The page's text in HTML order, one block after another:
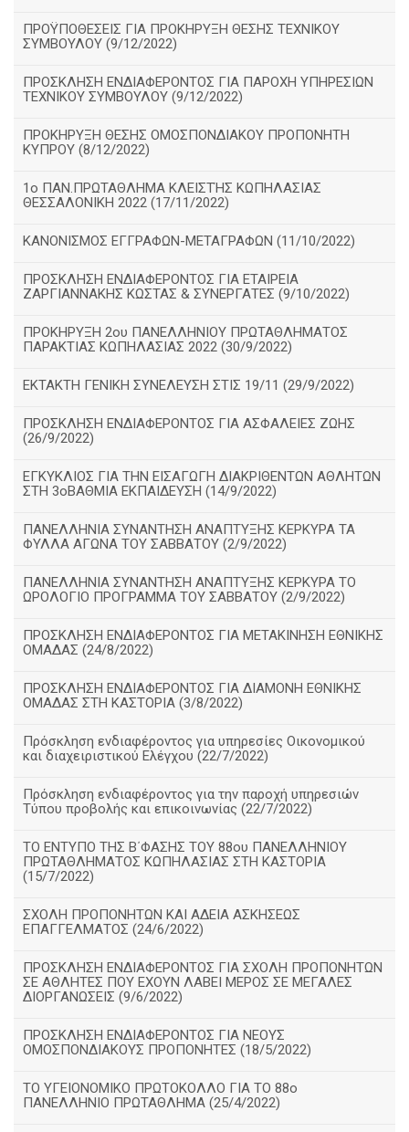
ΠΡΟΫΠΟΘΕΣΕΙΣ ΓΙΑ ΠΡΟΚΗΡΥΞΗ ΘΕΣΗΣ ΤΕΧΝΙΚΟΥ
ΣΥΜΒΟΥΛΟΥ (9/12/2022)
ΠΡΟΣΚΛΗΣΗ ΕΝΔΙΑΦΕΡΟΝΤΟΣ ΓΙΑ ΠΑΡΟΧΗ ΥΠΗΡΕΣΙΩΝ
ΤΕΧΝΙΚΟΥ ΣΥΜΒΟΥΛΟΥ (9/12/2022)
ΠΡΟΚΗΡΥΞΗ ΘΕΣΗΣ ΟΜΟΣΠΟΝΔΙΑΚΟΥ ΠΡΟΠΟΝΗΤΗ
ΚΥΠΡΟΥ (8/12/2022)
1ο ΠΑΝ.ΠΡΩΤΑΘΛΗΜΑ ΚΛΕΙΣΤΉΣ ΚΩΠΗΛΑΣΙΑΣ
ΘΕΣΣΑΛΟΝΙΚΗ 2022 (17/11/2022)
ΚΑΝΟΝΙΣΜΟΣ ΕΓΓΡΑΦΩΝ-ΜΕΤΑΓΡΑΦΩΝ (11/10/2022)
ΠΡΟΣΚΛΗΣΗ ΕΝΔΙΑΦΕΡΟΝΤΟΣ ΓΙΑ ΕΤΑΙΡΕΙΑ
ΖΑΡΓΙΑΝΝΑΚΗΣ ΚΩΣΤΑΣ & ΣΥΝΕΡΓΑΤΕΣ (9/10/2022)
ΠΡΟΚΗΡΥΞΗ 2ου ΠΑΝΕΛΛΗΝΙΟΥ ΠΡΩΤΑΘΛΗΜΑΤΟΣ
ΠΑΡΑΚΤΙΑΣ ΚΩΠΗΛΑΣΙΑΣ 2022 (30/9/2022)
ΕΚΤΑΚΤΗ ΓΕΝΙΚΗ ΣΥΝΕΛΕΥΣΗ ΣΤΙΣ 19/11 (29/9/2022)
ΠΡΟΣΚΛΗΣΗ ΕΝΔΙΑΦΕΡΟΝΤΟΣ ΓΙΑ ΑΣΦΑΛΕΙΕΣ ΖΩΗΣ
(26/9/2022)
ΕΓΚΥΚΛΙΟΣ ΓΙΑ ΤΗΝ ΕΙΣΑΓΩΓΗ ΔΙΑΚΡΙΘΕΝΤΩΝ ΑΘΛΗΤΩΝ
ΣΤΗ 3οΒΑΘΜΙΑ ΕΚΠΑΙΔΕΥΣΗ (14/9/2022)
ΠΑΝΕΛΛΗΝΙΑ ΣΥΝΑΝΤΗΣΗ ΑΝΑΠΤΥΞΗΣ ΚΕΡΚΥΡΑ ΤΑ
ΦΥΛΛΑ ΑΓΩΝΑ ΤΟΥ ΣΑΒΒΑΤΟΥ (2/9/2022)
ΠΑΝΕΛΛΗΝΙΑ ΣΥΝΑΝΤΗΣΗ ΑΝΑΠΤΥΞΗΣ ΚΕΡΚΥΡΑ ΤΟ
ΩΡΟΛΟΓΙΟ ΠΡΟΓΡΑΜΜΑ ΤΟΥ ΣΑΒΒΑΤΟΥ (2/9/2022)
ΠΡΟΣΚΛΗΣΗ ΕΝΔΙΑΦΕΡΟΝΤΟΣ ΓΙΑ ΜΕΤΑΚΙΝΗΣΗ ΕΘΝΙΚΗΣ
ΟΜΑΔΑΣ (24/8/2022)
ΠΡΟΣΚΛΗΣΗ ΕΝΔΙΑΦΕΡΟΝΤΟΣ ΓΙΑ ΔΙΑΜΟΝΗ ΕΘΝΙΚΗΣ
ΟΜΑΔΑΣ ΣΤΗ ΚΑΣΤΟΡΙΑ (3/8/2022)
Πρόσκληση ενδιαφέροντος για υπηρεσίες Οικονομικού
και διαχειριστικού Ελέγχου (22/7/2022)
Πρόσκληση ενδιαφέροντος για την παροχή υπηρεσιών
Τύπου προβολής και επικοινωνίας (22/7/2022)
ΤΟ ΕΝΤΥΠΟ ΤΗΣ Β΄ΦΑΣΗΣ ΤΟΥ 88ου ΠΑΝΕΛΛΗΝΙΟΥ
ΠΡΩΤΑΘΛΗΜΑΤΟΣ ΚΩΠΗΛΑΣΙΑΣ ΣΤΗ ΚΑΣΤΟΡΙΑ
(15/7/2022)
ΣΧΟΛΗ ΠΡΟΠΟΝΗΤΩΝ ΚΑΙ ΑΔΕΙΑ ΑΣΚΗΣΕΩΣ
ΕΠΑΓΓΕΛΜΑΤΟΣ (24/6/2022)
ΠΡΟΣΚΛΗΣΗ ΕΝΔΙΑΦΕΡΟΝΤΟΣ ΓΙΑ ΣΧΟΛΗ ΠΡΟΠΟΝΗΤΩΝ
ΣΕ ΑΘΛΗΤΕΣ ΠΟΥ ΕΧΟΥΝ ΛΑΒΕΙ ΜΕΡΟΣ ΣΕ ΜΕΓΑΛΕΣ
ΔΙΟΡΓΑΝΩΣΕΙΣ (9/6/2022)
ΠΡΟΣΚΛΗΣΗ ΕΝΔΙΑΦΕΡΟΝΤΟΣ ΓΙΑ ΝΕΟΥΣ
ΟΜΟΣΠΟΝΔΙΑΚΟΥΣ ΠΡΟΠΟΝΗΤΕΣ (18/5/2022)
ΤΟ ΥΓΕΙΟΝΟΜΙΚΟ ΠΡΩΤΟΚΟΛΛΟ ΓΙΑ ΤΟ 88ο
ΠΑΝΕΛΛΗΝΙΟ ΠΡΩΤΑΘΛΗΜΑ (25/4/2022)